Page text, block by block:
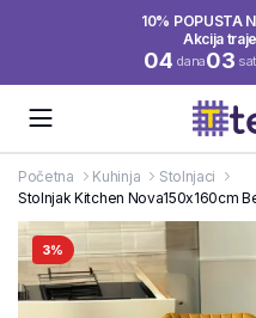
10% POPUSTA
Akcija
04 dana03
Početna Kuhinja
Stolnjaci
Stolnjak Kitchen Nova150x160cm
3%